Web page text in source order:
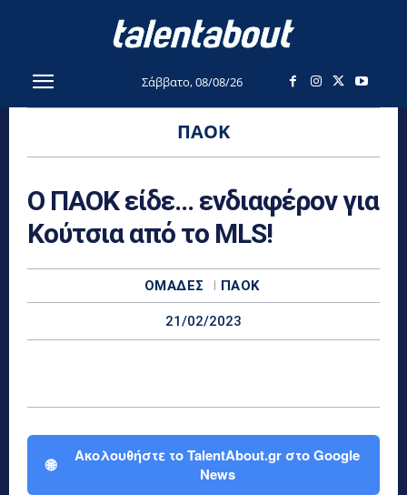
Σάββατο, 08/08/26
ΠΑΟΚ
Ο ΠΑΟΚ είδε… ενδιαφέρον για
Κούτσια από το MLS!
ΟΜΆΔΕΣ ΠΑΟΚ
21/02/2023
🌐
Ακολουθήστε το TalentAbout.gr στο Google
News